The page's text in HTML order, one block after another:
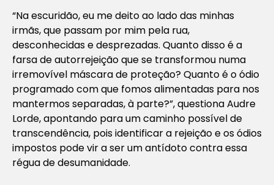
“Na escuridão, eu me deito ao lado das minhas
irmãs, que passam por mim pela rua,
desconhecidas e desprezadas. Quanto disso é a
farsa de autorrejeição que se transformou numa
irremovível máscara de proteção? Quanto é o ódio
programado com que fomos alimentadas para nos
mantermos separadas, à parte?”, questiona Audre
Lorde, apontando para um caminho possível de
transcendência, pois identificar a rejeição e os ódios
impostos pode vir a ser um antídoto contra essa
régua de desumanidade.